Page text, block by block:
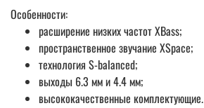
Особенности:
расширение низких частот XBass;
пространственное звучание XSpace;
технология S-balanced;
выходы 6.3 мм и 4.4 мм;
высококачественные комплектующие.